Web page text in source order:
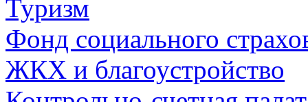
Туризм
Фонд социального
ЖКХ и благоустройство